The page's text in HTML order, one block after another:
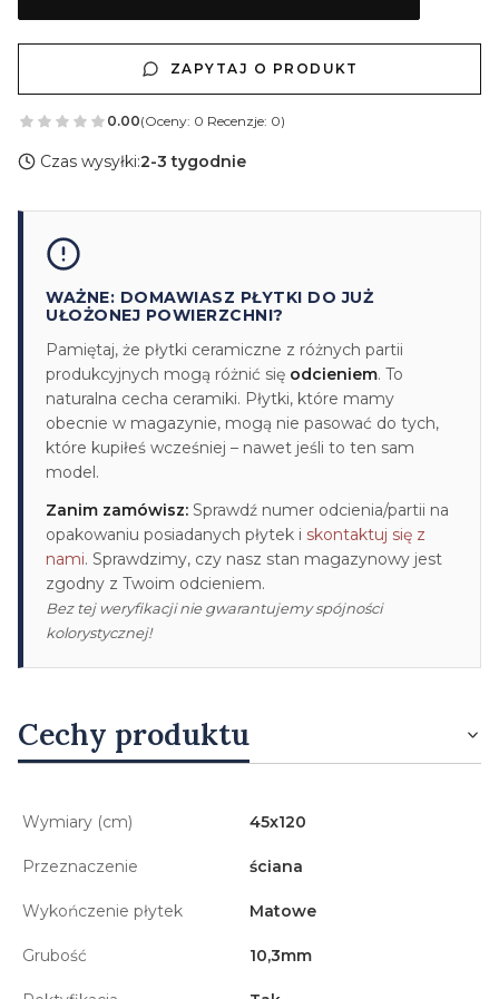
ZAPYTAJ O PRODUKT
0.00(Oceny: 0 Recenzje: 0)
Czas wysyłki:2-3 tygodnie
WAŻNE: DOMAWIASZ PŁYTKI DO JUŻ
UŁOŻONEJ POWIERZCHNI?
Pamiętaj, że płytki ceramiczne z różnych partii
produkcyjnych mogą różnić się odcieniem. To
naturalna cecha ceramiki. Płytki, które mamy
obecnie w magazynie, mogą nie pasować do tych,
które kupiłeś wcześniej – nawet jeśli to ten sam
model.
Zanim zamówisz: Sprawdź numer odcienia/partii na
opakowaniu posiadanych płytek i skontaktuj się z
nami. Sprawdzimy, czy nasz stan magazynowy jest
zgodny z Twoim odcieniem.
Bez tej weryfikacji nie gwarantujemy spójności
kolorystycznej!
Cechy produktu
Wymiary (cm) 45x120
Przeznaczenie ściana
Wykończenie płytek Matowe
Grubość 10,3mm